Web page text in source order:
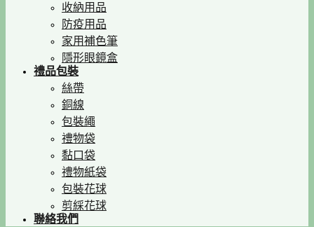
收納用品
防疫用品
家用補色筆
隱形眼鏡盒
禮品包裝
絲帶
銅線
包裝繩
禮物袋
黏口袋
禮物紙袋
包裝花球
剪綵花球
聯絡我們